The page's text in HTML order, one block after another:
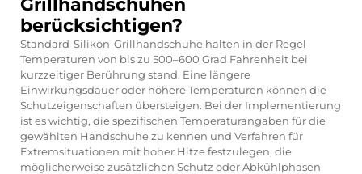
Grillhandschuhen
berücksichtigen?
Standard-Silikon-Grillhandschuhe halten in der Regel
Temperaturen von bis zu 500–600 Grad Fahrenheit bei
kurzzeitiger Berührung stand. Eine längere
Einwirkungsdauer oder höhere Temperaturen können die
Schutzeigenschaften übersteigen. Bei der Implementierung
ist es wichtig, die spezifischen Temperaturangaben für die
gewählten Handschuhe zu kennen und Verfahren für
Extremsituationen mit hoher Hitze festzulegen, die
möglicherweise zusätzlichen Schutz oder Abkühlphasen